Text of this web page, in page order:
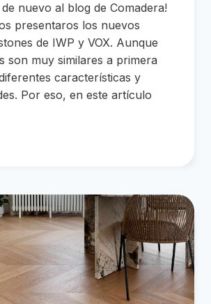
de nuevo al blog de Comadera!
presentaros los nuevos
de IWP y VOX. Aunque
son muy similares a primera
características y
Por eso, en este artículo